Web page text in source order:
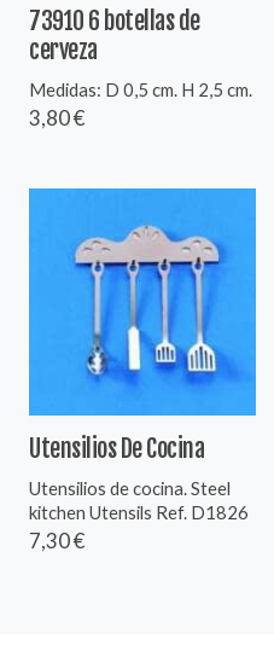
73910 6 botellas de
cerveza
Medidas: D 0,5 cm. H 2,5 cm.
3,80 €
Utensilios De Cocina
Utensilios de cocina. Steel
kitchen Utensils Ref. D1826
7,30 €